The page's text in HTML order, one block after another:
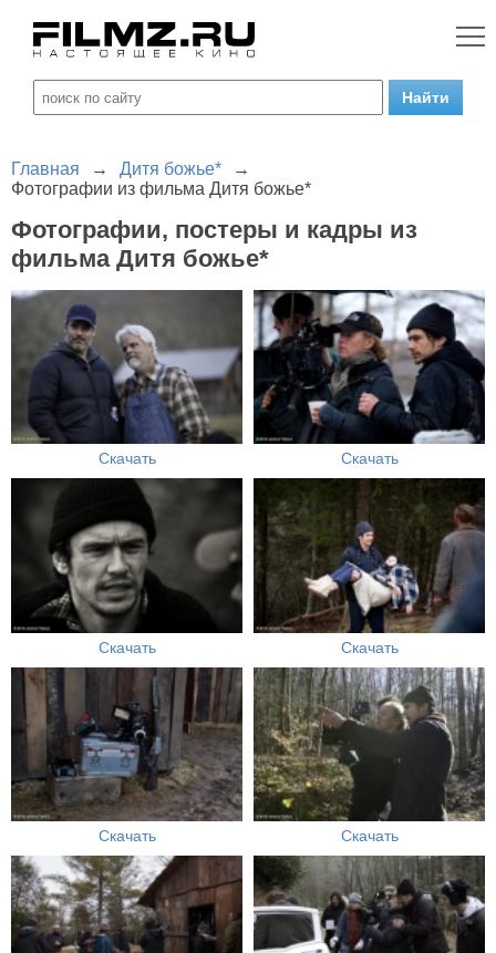
Главная → Дитя божье*
→
Фотографии из фильма Дитя божье*
Фотографии, постеры и кадры из
фильма Дитя божье*
Скачать Скачать
Скачать Скачать
Скачать Скачать